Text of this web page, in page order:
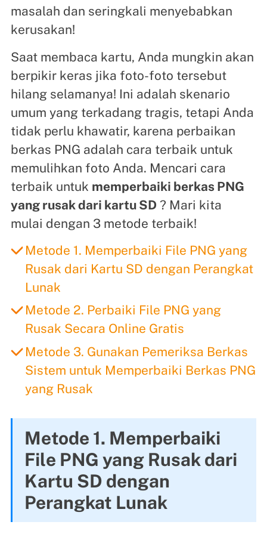
masalah dan seringkali menyebabkan
kerusakan!
Saat membaca kartu, Anda mungkin akan
berpikir keras jika foto-foto tersebut
hilang selamanya! Ini adalah skenario
umum yang terkadang tragis, tetapi Anda
tidak perlu khawatir, karena perbaikan
berkas PNG adalah cara terbaik untuk
memulihkan foto Anda. Mencari cara
terbaik untuk memperbaiki berkas PNG
yang rusak dari kartu SD ? Mari kita
mulai dengan 3 metode terbaik!
Metode 1. Memperbaiki File PNG yang
Rusak dari Kartu SD dengan Perangkat
Lunak
Metode 2. Perbaiki File PNG yang
Rusak Secara Online Gratis
Metode 3. Gunakan Pemeriksa Berkas
Sistem untuk Memperbaiki Berkas PNG
yang Rusak
Metode 1. Memperbaiki
File PNG yang Rusak dari
Kartu SD dengan
Perangkat Lunak